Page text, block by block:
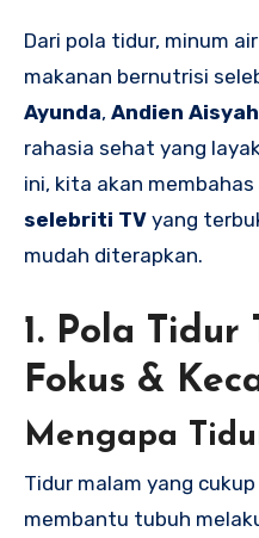
Dari pola tidur, minum
makanan bernutrisi
Ayunda, Andien Aisyah
rahasia sehat yang
ini, kita akan membahas
selebriti TV yang
mudah diterapkan.
1. Pola Tidur
Fokus &
Mengapa
Tidur malam yang
membantu tubuh